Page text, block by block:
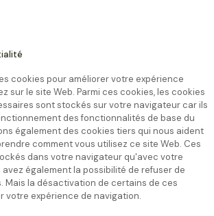
cookies pour améliorer votre expérience
sur le site Web. Parmi ces cookies, les cookies
sont stockés sur votre navigateur car ils
des fonctionnalités de base du
également des cookies tiers qui nous aident
comment vous utilisez ce site Web. Ces
dans votre navigateur qu'avec votre
également la possibilité de refuser de
Mais la désactivation de certains de ces
votre expérience de navigation.